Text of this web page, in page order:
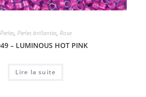
Perles, Perles brillantes, Rose
– LUMINOUS HOT PINK
Lire la suite